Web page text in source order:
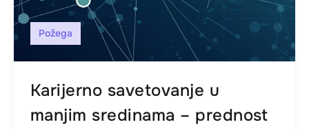
Požega
Karijerno savetovanje u
manjim sredinama – prednost